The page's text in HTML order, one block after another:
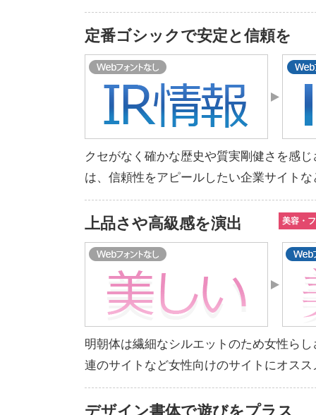
定番ゴシックで安定と信頼を
クセがなく確かな歴史や質実剛健さを感
は、信頼性をアピールしたい企業サイト
上品さや高級感を演出 美容・
明朝体は繊細なシルエットのため女性ら
連のサイトなど女性向けのサイトにオスス
デザイン書体で遊びをプラス